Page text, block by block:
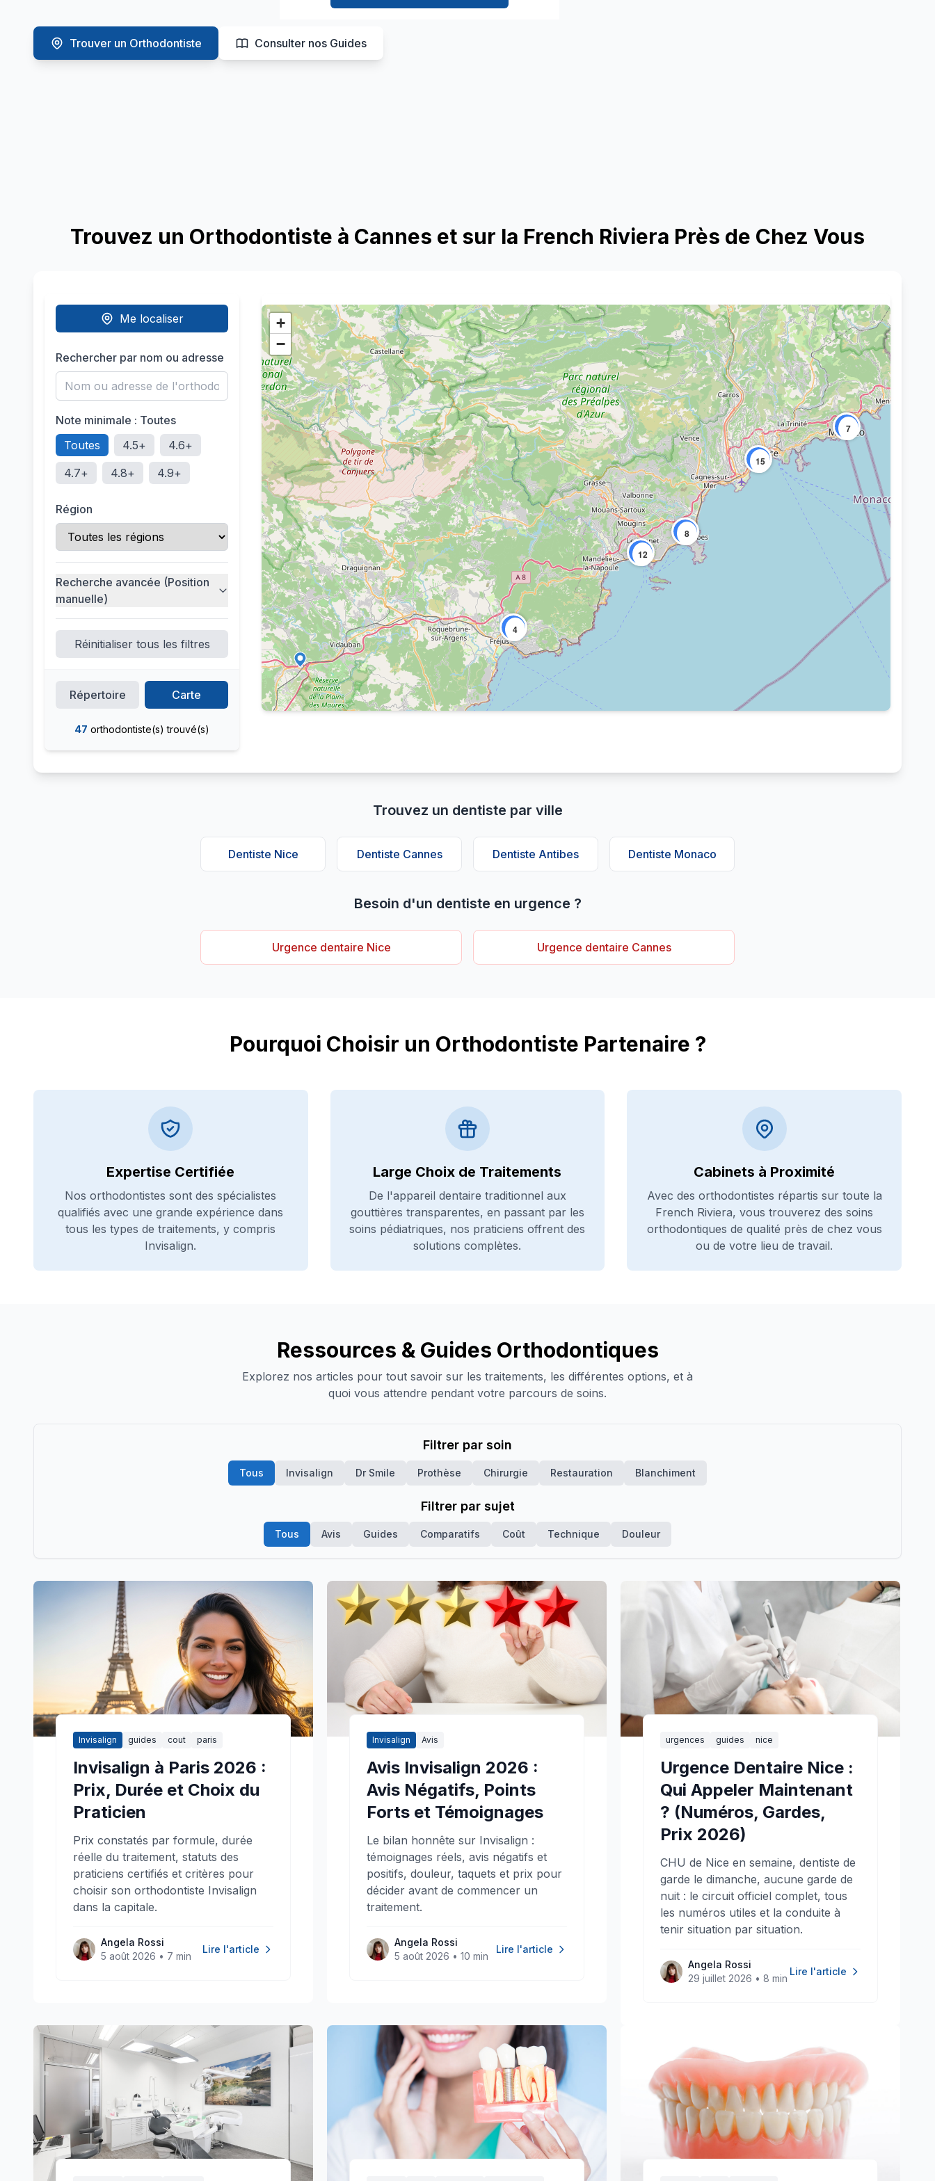
Trouver un Orthodontiste Consulter nos Guides
Trouvez un Orthodontiste à Cannes et sur la French Riviera Près de Chez Vous
Me localiser
Rechercher par nom ou adresse
Note minimale : Toutes
Toutes
4.5+ 4.6+
4.7+ 4.8+ 4.9+
Région
Recherche avancée (Position
manuelle)
Antibes
Juan-les-Pins
Fréjus
Le Cannet
Beausoleil
Cap d'Ail
Le Cannet-des-Maures
La Trinité
Réinitialiser tous les filtres
Répertoire Carte
47 orthodontiste(s) trouvé(s)
4
7
15
8
12
+
−
Trouvez un dentiste par ville
Dentiste Nice Dentiste Cannes Dentiste Antibes Dentiste Monaco
Besoin d'un dentiste en urgence ?
Urgence dentaire Nice Urgence dentaire Cannes
Pourquoi Choisir un Orthodontiste Partenaire ?
Expertise Certifiée
Nos orthodontistes sont des spécialistes
qualifiés avec une grande expérience dans
tous les types de traitements, y compris
Invisalign.
Large Choix de Traitements
De l'appareil dentaire traditionnel aux
gouttières transparentes, en passant par les
soins pédiatriques, nos praticiens offrent des
solutions complètes.
Cabinets à Proximité
Avec des orthodontistes répartis sur toute la
French Riviera, vous trouverez des soins
orthodontiques de qualité près de chez vous
ou de votre lieu de travail.
Ressources & Guides Orthodontiques
Explorez nos articles pour tout savoir sur les traitements, les différentes options, et à
quoi vous attendre pendant votre parcours de soins.
Filtrer par soin
Tous Invisalign Dr Smile Prothèse Chirurgie Restauration Blanchiment
Filtrer par sujet
Tous Avis Guides Comparatifs Coût Technique Douleur
Invisalign guides cout paris
Invisalign à Paris 2026 :
Prix, Durée et Choix du
Praticien
Prix constatés par formule, durée
réelle du traitement, statuts des
praticiens certifiés et critères pour
choisir son orthodontiste Invisalign
dans la capitale.
Angela Rossi
5 août 2026 • 7 min
Lire l'article
Invisalign Avis
Avis Invisalign 2026 :
Avis Négatifs, Points
Forts et Témoignages
Le bilan honnête sur Invisalign :
témoignages réels, avis négatifs et
positifs, douleur, taquets et prix pour
décider avant de commencer un
traitement.
Angela Rossi
5 août 2026 • 10 min
Lire l'article
urgences guides nice
Urgence Dentaire Nice :
Qui Appeler Maintenant
? (Numéros, Gardes,
Prix 2026)
CHU de Nice en semaine, dentiste de
garde le dimanche, aucune garde de
nuit : le circuit officiel complet, tous
les numéros utiles et la conduite à
tenir situation par situation.
Angela Rossi
29 juillet 2026 • 8 min
Lire l'article